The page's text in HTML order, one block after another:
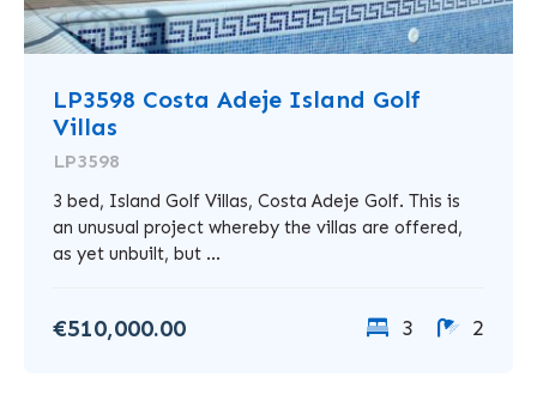
LP3598 Costa Adeje Island Golf
Villas
LP3598
3 bed, Island Golf Villas, Costa Adeje Golf. This is
an unusual project whereby the villas are offered,
as yet unbuilt, but ...
€510,000.00 3 2